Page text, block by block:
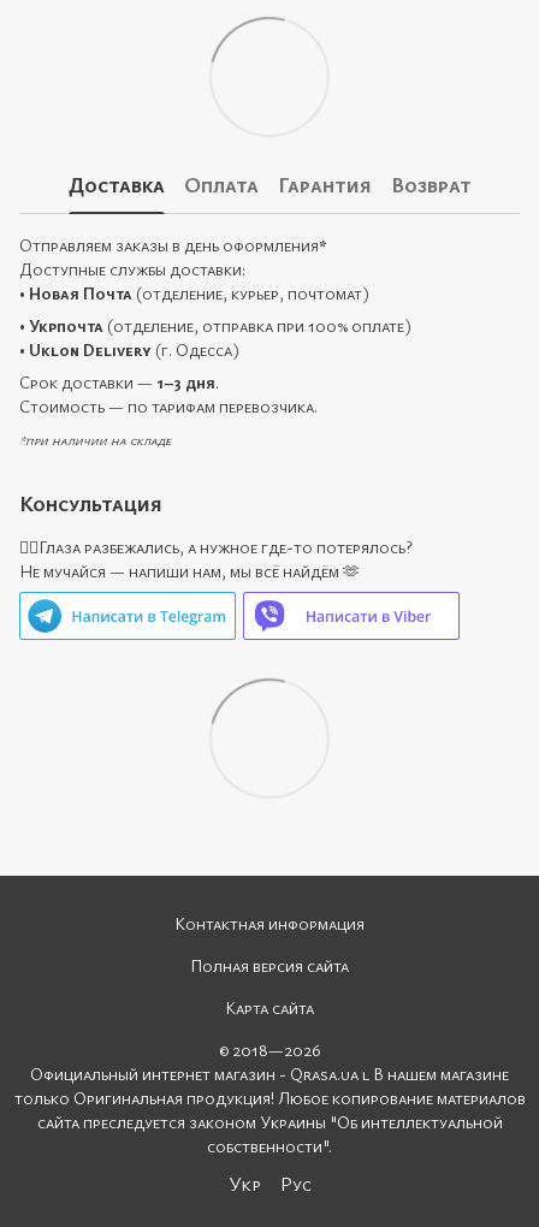
Доставка Оплата Гарантия Возврат
Отправляем заказы в день оформления*
Доступные службы доставки:
• Новая Почта (отделение, курьер, почтомат)
• Укрпочта (отделение, отправка при 100% оплате)
• Uklon Delivery (г. Одесса)
Срок доставки — 1–3 дня.
Стоимость — по тарифам перевозчика.
*при наличии на складе
Консультация
🙋‍♀️Глаза разбежались, а нужное где-то потерялось?
Не мучайся — напиши нам, мы всё найдём 🫶
Контактная информация
Полная версия сайта
Карта сайта
© 2018—2026
Официальный интернет магазин - Qrasa.ua l В нашем магазине
только Оригинальная продукция! Любое копирование материалов
сайта преследуется законом Украины "Об интеллектуальной
собственности".
Укр Рус